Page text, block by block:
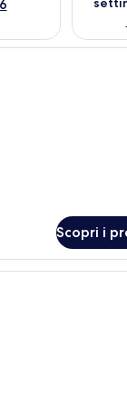
Camera
Scopri i
Una